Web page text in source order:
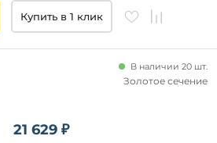
Купить в 1 клик
21 629 ₽
В наличии 20 шт.
Золотое сечение